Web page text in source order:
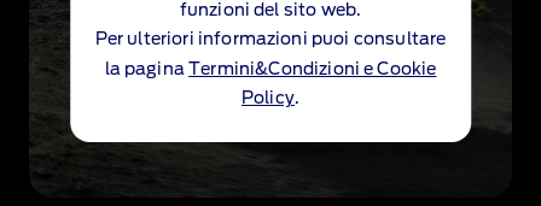
funzioni del sito web.
Per ulteriori informazioni puoi consultare
la paginaTermini&Condizioni e Cookie
Policy.